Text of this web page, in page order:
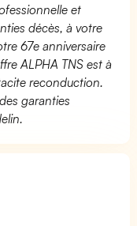
et
décès, à votre
67e anniversaire
ALPHA TNS est à
reconduction.
garanties